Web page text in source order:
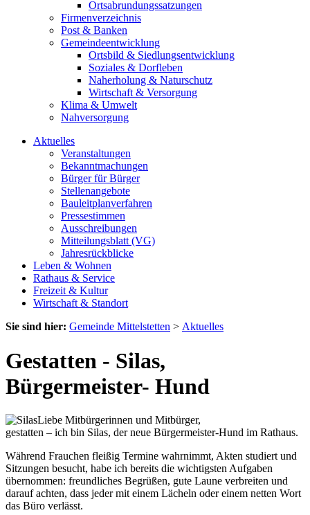
Ortsabrundungssatzungen
Firmenverzeichnis
Post & Banken
Gemeindeentwicklung
Ortsbild & Siedlungsentwicklung
Soziales & Dorfleben
Naherholung & Naturschutz
Wirtschaft & Versorgung
Klima & Umwelt
Nahversorgung
Aktuelles
Veranstaltungen
Bekanntmachungen
Bürger für Bürger
Stellenangebote
Bauleitplanverfahren
Pressestimmen
Ausschreibungen
Mitteilungsblatt (VG)
Jahresrückblicke
Leben & Wohnen
Rathaus & Service
Freizeit & Kultur
Wirtschaft & Standort
Sie sind hier: Gemeinde Mittelstetten > Aktuelles
Gestatten - Silas,
Bürgermeister- Hund
Liebe Mitbürgerinnen und Mitbürger,
gestatten – ich bin Silas, der neue Bürgermeister-Hund im Rathaus.
Während Frauchen fleißig Termine wahrnimmt, Akten studiert und
Sitzungen besucht, habe ich bereits die wichtigsten Aufgaben
übernommen: freundliches Begrüßen, gute Laune verbreiten und
darauf achten, dass jeder mit einem Lächeln oder einem netten Wort
das Büro verlässt.